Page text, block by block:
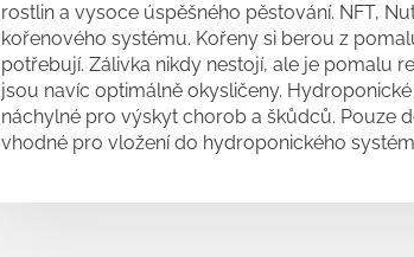
rostlin a vysoce úspěšného pěstování. NFT,
kořenového systému. Kořeny si berou z
potřebují. Zálivka nikdy nestojí, ale je pomalu
jsou navíc optimálně okysličeny.
náchylné pro výskyt chorob a škůdců. Pouze
vhodné pro vložení do hydroponického